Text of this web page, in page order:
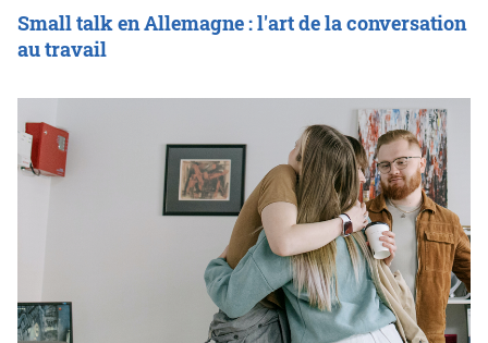
Small talk en Allemagne : l'art de la conversation
au travail